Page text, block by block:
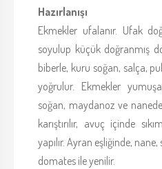
Hazırlanışı
Ekmekler ufalanır. Ufak
soyulup küçük doğranmış
biberle, kuru soğan, salça,
yoğrulur. Ekmekler
soğan, maydanoz ve
karıştırılır, avuç içinde
yapılır. Ayran eşliğinde,
domates ile yenilir.